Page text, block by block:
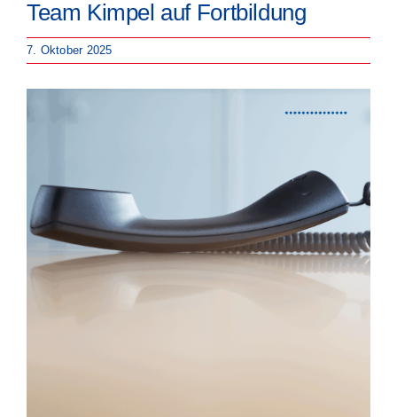
Team Kimpel auf Fortbildung
7. Oktober 2025